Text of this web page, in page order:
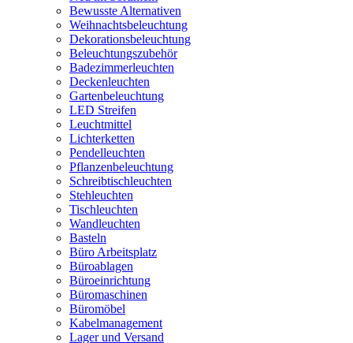
Bewusste Alternativen
Weihnachtsbeleuchtung
Dekorationsbeleuchtung
Beleuchtungszubehör
Badezimmerleuchten
Deckenleuchten
Gartenbeleuchtung
LED Streifen
Leuchtmittel
Lichterketten
Pendelleuchten
Pflanzenbeleuchtung
Schreibtischleuchten
Stehleuchten
Tischleuchten
Wandleuchten
Basteln
Büro Arbeitsplatz
Büroablagen
Büroeinrichtung
Büromaschinen
Büromöbel
Kabelmanagement
Lager und Versand